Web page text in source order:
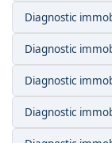
Diagnostic
Diagnostic
Diagnostic
Diagnostic